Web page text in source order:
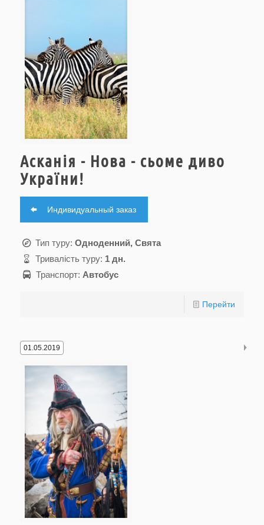
Асканія - Нова - сьоме диво
України!
Индивидуальный заказ
Тип туру: Одноденний, Свята
Тривалість туру: 1 дн.
Транспорт: Автобус
Перейти
01.05.2019